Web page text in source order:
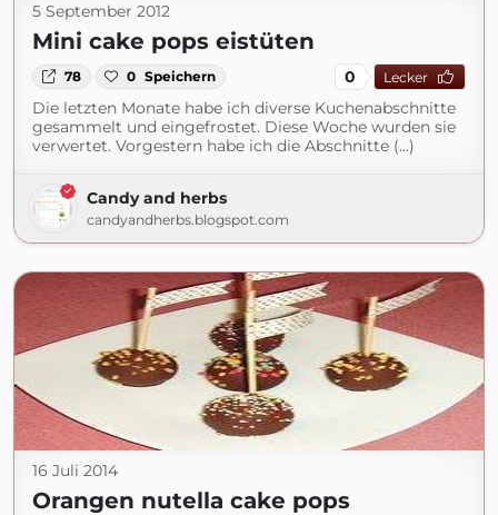
5 September 2012
Mini cake pops eistüten
78 0 Speichern 0 Lecker
Die letzten Monate habe ich diverse Kuchenabschnitte
gesammelt und eingefrostet. Diese Woche wurden sie
verwertet. Vorgestern habe ich die Abschnitte (...)
Candy and herbs
candyandherbs.blogspot.com
16 Juli 2014
Orangen nutella cake pops